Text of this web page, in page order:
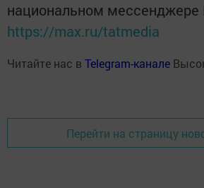
национальном мессенджере
https://max.ru/tatmedia
Читайте нас в Telegram-канале
Перейти на страницу